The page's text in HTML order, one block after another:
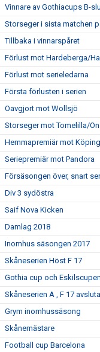
Vinnare av Gothiacups B-
Storseger i sista matchen
Tillbaka i vinnarspåret
Förlust mot Hardeberga/
Förlust mot serieledarna
Första förlusten i serien
Oavgjort mot Wollsjö
Storseger mot Tomelilla/
Hemmapremiär mot
Seriepremiär mot Pandora
Försäsongen över, snart
Div 3 sydöstra
Saif Nova Kicken
Damlag 2018
Inomhus säsongen 2017
Skåneserien Höst F 17
Gothia cup och Eskilscupen
Skåneserien A , F 17
Grym inomhussäsong
Skånemästare
Football cup Barcelona